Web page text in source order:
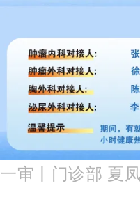
一审丨 门诊部 夏